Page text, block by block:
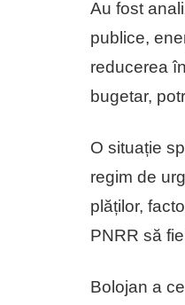
Au fost
publice,
reducerea
bugetar,
O situație
regim de
plăților,
PNRR să
Bolojan a